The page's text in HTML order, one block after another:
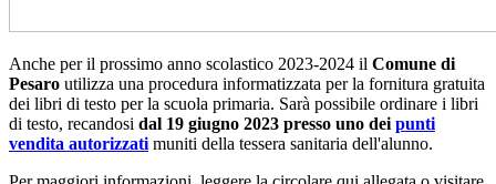
Anche per il prossimo anno scolastico 2023-2024 il Comune di
Pesaro utilizza una procedura informatizzata per la fornitura gratuita
dei libri di testo per la scuola primaria. Sarà possibile ordinare i libri
di testo, recandosi dal 19 giugno 2023 presso uno dei punti
vendita autorizzati muniti della tessera sanitaria dell'alunno.